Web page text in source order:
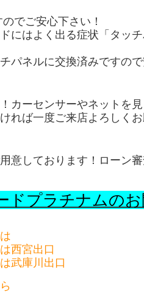
でご安心下さい！
にはよく出る症状「タッ
パネルに交換済みですの
カーセンサーやネットを
れば一度ご来店よろしくお
意しております！ローン
ドプラチナムの
西宮出口
武庫川出口